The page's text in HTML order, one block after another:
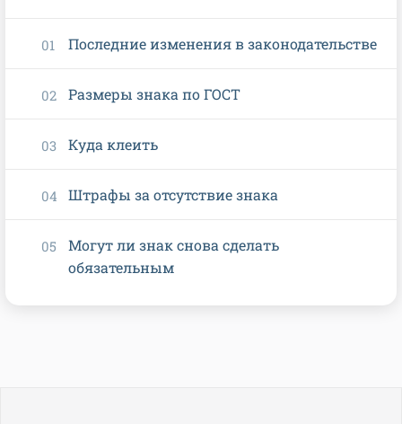
Последние изменения в законодательстве
Размеры знака по ГОСТ
Куда клеить
Штрафы за отсутствие знака
Могут ли знак снова сделать
обязательным